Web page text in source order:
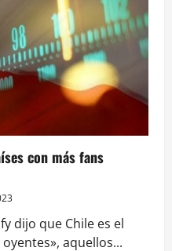
con más fans
dijo que Chile es el
aquellos...